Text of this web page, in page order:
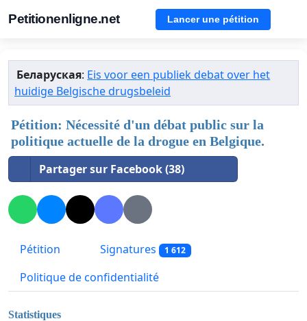
Petitionenligne.net Lancer une pétition
Беларуская: Eis voor een publiek debat over het
huidige Belgische drugsbeleid
Pétition: Nécessité d'un débat public sur la
politique actuelle de la drogue en Belgique.
Partager sur Facebook (38)
Pétition Signatures 1 612
Politique de confidentialité
Statistiques